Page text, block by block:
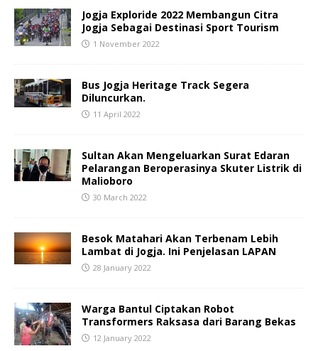
Jogja Exploride 2022 Membangun Citra
Jogja Sebagai Destinasi Sport Tourism
1 November 2022
Bus Jogja Heritage Track Segera
Diluncurkan.
11 April 2022
Sultan Akan Mengeluarkan Surat Edaran
Pelarangan Beroperasinya Skuter Listrik di
Malioboro
30 March 2022
Besok Matahari Akan Terbenam Lebih
Lambat di Jogja. Ini Penjelasan LAPAN
28 January 2022
Warga Bantul Ciptakan Robot
Transformers Raksasa dari Barang Bekas
12 January 2022